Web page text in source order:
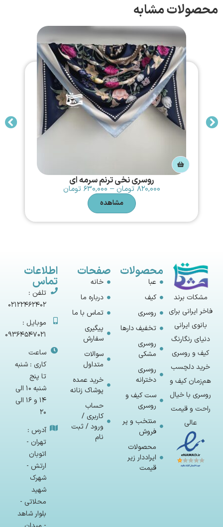
محصولات مشابه
روسری نخی ترنم سرمه ای
۸۲۰,۰۰۰ تومان – ۶۳۰,۰۰۰ تومان
مشاهده
مشکات برند
فاخر ایرانی برای
بانوی ایرانی
دنیای رنگارنگ
کیف و روسری
خرید دلچسب
هم‌زمان کیف و
روسری با خیال
راحت و قیمت
عالی
محصولات
عبا
کیف
روسری
تخفیف دارها
روسری
مشکی
روسری
دخترانه
ست کیف و
روسری
منتخب و پر
فروش
محصولات
ایراددار زیر
قیمت
صفحات
خانه
درباره ما
تماس با ما
پیگیری
سفارش
سوالات
متداول
خرید عمده
پوشاک زنانه
حساب
کاربری /
ورود / ثبت
نام
اطلاعات
تماس
تلفن :
02122462402
موبایل :
09364547021
ساعت
کاری : شنبه
تا پنج
شنبه 10 الی
14 و 16 الی
20
آدرس :
تهران -
اتوبان
ارتش -
شهرک
شهید
محلاتی -
بلوار شاهد